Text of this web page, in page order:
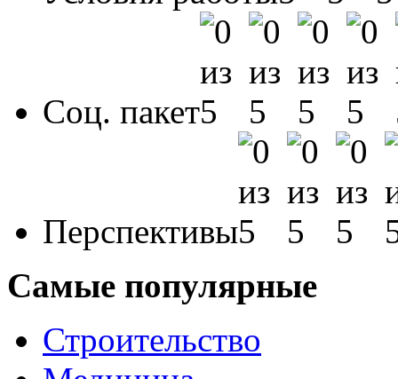
Соц. пакет
Перспективы
Самые популярные
Строительство